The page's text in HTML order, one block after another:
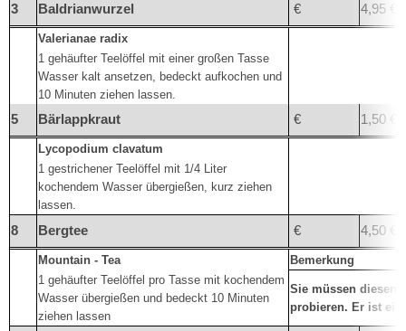
3 Baldrianwurzel € 4,95 €
Valerianae radix
1 gehäufter Teelöffel mit einer großen Tasse
Wasser kalt ansetzen, bedeckt aufkochen und
10 Minuten ziehen lassen.
5 Bärlappkraut € 1,50 €
Lycopodium clavatum
1 gestrichener Teelöffel mit 1/4 Liter
kochendem Wasser übergießen, kurz ziehen
lassen.
8 Bergtee € 4,50 €
Mountain - Tea
Bemerkung
1 gehäufter Teelöffel pro Tasse mit kochendem
Wasser übergießen und bedeckt 10 Minuten
ziehen lassen
Sie müssen diesen
probieren. Er ist ein